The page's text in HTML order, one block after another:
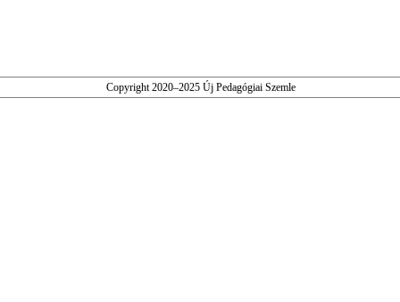
Copyright 2020–2025 Új Pedagógiai Szemle